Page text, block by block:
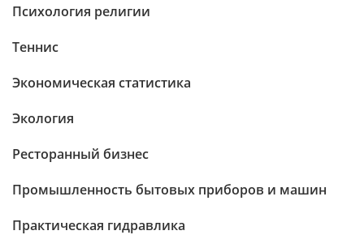
Психология религии
Теннис
Экономическая статистика
Экология
Ресторанный бизнес
Промышленность бытовых приборов и машин
Практическая гидравлика